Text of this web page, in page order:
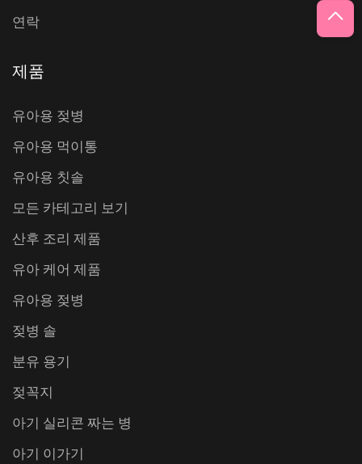
연락
제품
유아용 젖병
유아용 먹이통
유아용 칫솔
모든 카테고리 보기
산후 조리 제품
유아 케어 제품
유아용 젖병
젖병 솔
분유 용기
젖꼭지
아기 실리콘 짜는 병
아기 이가기